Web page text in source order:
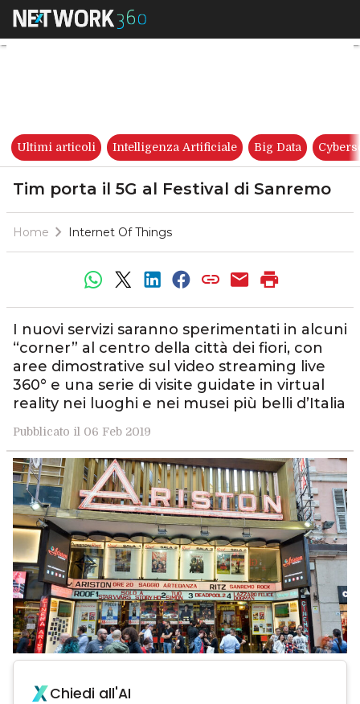
Tim porta il 5G al Festival di
Ultimi articoli Intelligenza Artificiale Big Data
Tim porta il 5G al Festival di Sanremo
Home Internet Of Things
I nuovi servizi saranno sperimentati in alcuni
“corner” al centro della città dei fiori, con
aree dimostrative sul video streaming live
360° e una serie di visite guidate in virtual
reality nei luoghi e nei musei più belli d’Italia
Pubblicato il 06 Feb 2019
Chiedi all'AI